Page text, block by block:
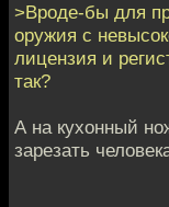
>Вроде-бы для
оружия с
лицензия и
так?
А на кухонный
зарезать